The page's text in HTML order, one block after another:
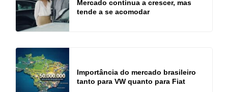
Mercado continua a crescer, mas
tende a se acomodar
Importância do mercado brasileiro
tanto para VW quanto para Fiat